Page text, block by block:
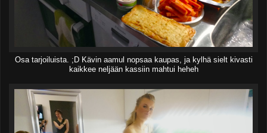
Osa tarjoiluista. ;D Kävin aamul nopsaa kaupas, ja kylhä sielt kivasti
kaikkee neljään kassiin mahtui heheh